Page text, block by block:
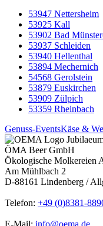
53947 Nettersheim
53925 Kall
53902 Bad
53937 Schleiden
53940 Hellenthal
53894 Mechernich
54568 Gerolstein
53879 Euskirchen
53909 Zülpich
53359 Rheinbach
Genuss-EventsKäse &
ÖMA Beer GmbH
Ökologische Molkereien
Am Mühlbach 2
D-88161 Lindenberg /
Telefon: +49 (0)8381-